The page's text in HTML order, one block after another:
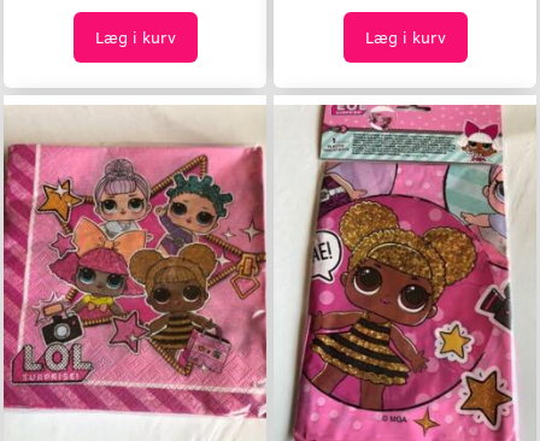
Læg i kurv Læg i kurv